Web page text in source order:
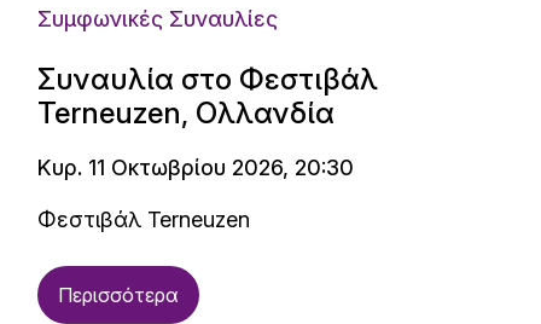
Συμφωνικές Συναυλίες
Συναυλία στο Φεστιβάλ
Terneuzen, Ολλανδία
Κυρ. 11 Οκτωβρίου 2026, 20:30
Φεστιβάλ Terneuzen
Περισσότερα